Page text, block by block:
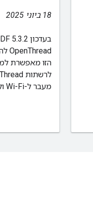
18 ביוני 2025
מעבר ל-Wi-Fi ולאתרנט המסורתיים.